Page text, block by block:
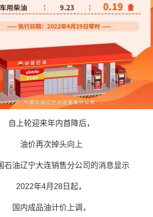
自上轮迎来年内首降后，
油价再次掉头向上
石油辽宁大连销售分公司的消息显示
2022年4月28日起，
国内成品油计价上调，